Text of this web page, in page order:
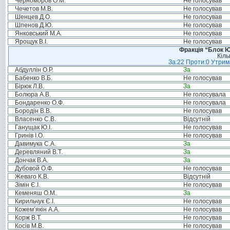
Чечетов М.В.
Не голосував
Шенцев Д.О.
Не голосував
Шпенов Д.Ю.
Не голосував
Янковський М.А.
Не голосував
Ярощук В.І.
Не голосував
Фракція “Блок
За:22 Проти:0
Абдуллін О.Р.
За
Бабенко В.Б.
Не голосував
Бірюк Л.В.
За
Болюра А.В.
Не голосувала
Бондаренко О.Ф.
Не голосувала
Бородін В.В.
Не голосував
Власенко С.В.
Відсутній
Ганущак Ю.І.
Не голосував
Гринів І.О.
Не голосував
Давимука С.А.
За
Деревляний В.Т.
За
Дончак В.А.
За
Дубовой О.Ф.
Не голосував
Жеваго К.В.
Відсутній
Зімін Є.І.
Не голосував
Кеменяш О.М.
За
Кирильчук Є.І.
Не голосував
Кожем’якін А.А.
Не голосував
Корж В.Т.
Не голосував
Косів М.В.
Не голосував